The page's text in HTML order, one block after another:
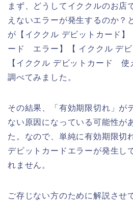
まず、どうしてイククルのお店
えないエラーが発生するのか？
が【イククル デビットカード】
ード エラー】【 イククル デ
【イククル デビットカード 使
調べてみました。
その結果、「有効期限切れ」が
ない原因になっている可能性が
た。なので、単純に有効期限切
デビットカードエラーが発生し
れません。
ご存じない方のために解説させ